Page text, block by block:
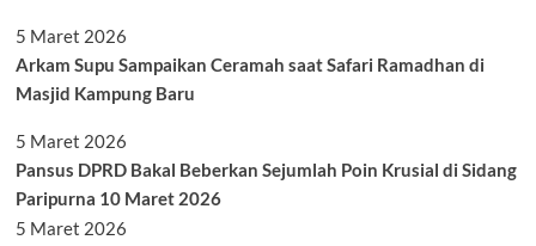
5 Maret 2026
Arkam Supu Sampaikan Ceramah saat Safari Ramadhan di
Masjid Kampung Baru
5 Maret 2026
Pansus DPRD Bakal Beberkan Sejumlah Poin Krusial di Sidang
Paripurna 10 Maret 2026
5 Maret 2026